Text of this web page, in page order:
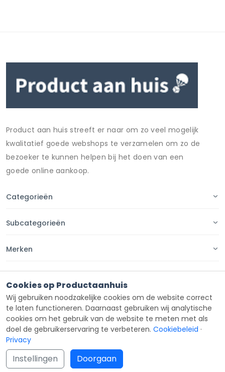
Product aan huis streeft er naar om zo veel mogelijk
kwalitatief goede webshops te verzamelen om zo de
bezoeker te kunnen helpen bij het doen van een
goede online aankoop.
Categorieën
Subcategorieën
Merken
Contact
Copyright © Productaanhuis
Cookies op Productaanhuis
Wij gebruiken noodzakelijke cookies om de website correct
te laten functioneren. Daarnaast gebruiken wij analytische
cookies om het gebruik van de website te meten met als
doel de gebruikerservaring te verbeteren. Cookiebeleid ·
Privacy
Instellingen Doorgaan